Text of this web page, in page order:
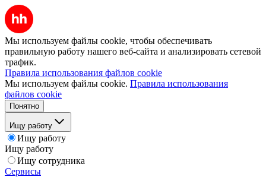
Мы используем файлы cookie, чтобы обеспечивать
правильную работу нашего веб-сайта и анализировать сетевой
трафик.
Правила использования файлов cookie
Мы используем файлы cookie. Правила использования
файлов cookie
Понятно
Ищу работу
Ищу работу
Ищу работу
Ищу сотрудника
Сервисы